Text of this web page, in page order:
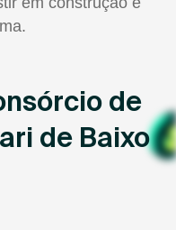
de
de Baixo